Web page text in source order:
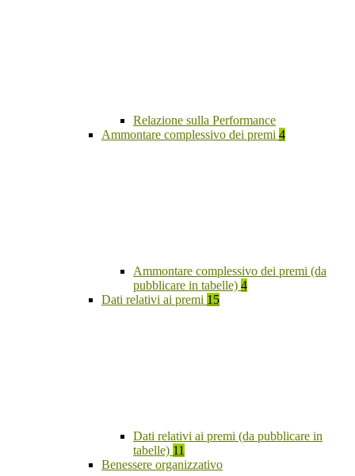
Relazione sulla Performance
Ammontare complessivo dei premi 4
Ammontare complessivo dei premi (da
pubblicare in tabelle) 4
Dati relativi ai premi 15
Dati relativi ai premi (da pubblicare in
tabelle) 11
Benessere organizzativo